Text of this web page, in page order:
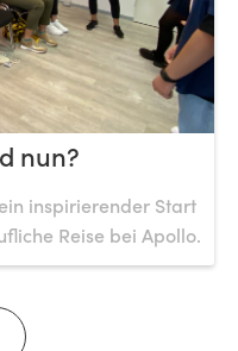
nun?
inspirierender Start
Reise bei Apollo.